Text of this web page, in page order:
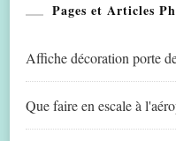
Pages et Articles
Affiche décoration porte
Que faire en escale à